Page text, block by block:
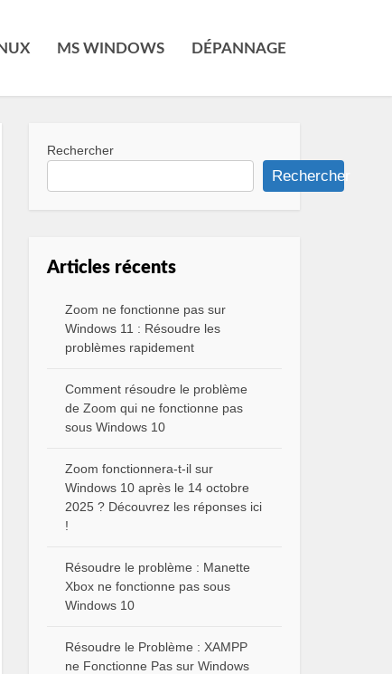
MS WINDOWS DÉPANNAGE
Rechercher
Rechercher
Articles récents
Zoom ne fonctionne pas sur
Windows 11 : Résoudre les
problèmes rapidement
Comment résoudre le problème
de Zoom qui ne fonctionne pas
sous Windows 10
Zoom fonctionnera-t-il sur
Windows 10 après le 14 octobre
2025 ? Découvrez les réponses ici
!
Résoudre le problème : Manette
Xbox ne fonctionne pas sous
Windows 10
Résoudre le Problème : XAMPP
ne Fonctionne Pas sur Windows